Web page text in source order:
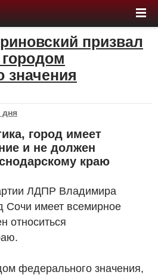
призвал
значения
город имеет
и не должен
краю
ЛДПР Владимира
Сочи имеет всемирное
относиться
федерального значения,